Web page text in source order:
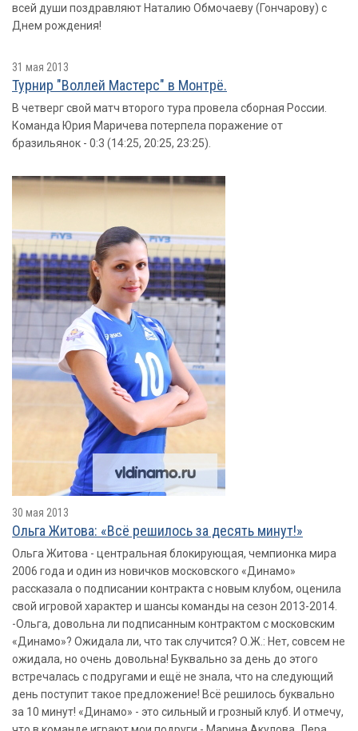
всей души поздравляют Наталию Обмочаеву (Гончарову) с
Днем рождения!
31 мая 2013
Турнир "Воллей Мастерс" в Монтрё.
В четверг свой матч второго тура провела сборная России.
Команда Юрия Маричева потерпела поражение от
бразильянок - 0:3 (14:25, 20:25, 23:25).
30 мая 2013
Ольга Житова: «Всё решилось за десять минут!»
Ольга Житова - центральная блокирующая, чемпионка мира
2006 года и один из новичков московского «Динамо»
рассказала о подписании контракта с новым клубом, оценила
свой игровой характер и шансы команды на сезон 2013-2014.
-Ольга, довольна ли подписанным контрактом с московским
«Динамо»? Ожидала ли, что так случится? О.Ж.: Нет, совсем не
ожидала, но очень довольна! Буквально за день до этого
встречалась с подругами и ещё не знала, что на следующий
день поступит такое предложение! Всё решилось буквально
за 10 минут! «Динамо» - это сильный и грозный клуб. И отмечу,